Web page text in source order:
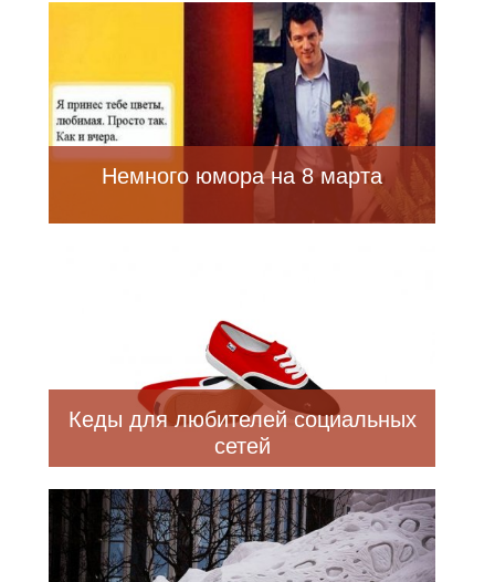
Немного юмора на 8 марта
Кеды для любителей социальных
сетей